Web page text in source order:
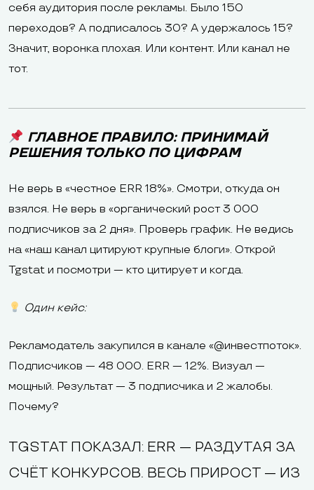
себя аудитория после рекламы. Было 150
переходов? А подписалось 30? А удержалось 15?
Значит, воронка плохая. Или контент. Или канал не
тот.
ГЛАВНОЕ ПРАВИЛО: ПРИНИМАЙ
РЕШЕНИЯ ТОЛЬКО ПО ЦИФРАМ
Не верь в «честное ERR 18%». Смотри, откуда он
взялся. Не верь в «органический рост 3 000
подписчиков за 2 дня». Проверь график. Не ведись
на «наш канал цитируют крупные блоги». Открой
Tgstat и посмотри — кто цитирует и когда.
Один кейс:
Рекламодатель закупился в канале «@инвестпоток».
Подписчиков — 48 000. ERR — 12%. Визуал —
мощный. Результат — 3 подписчика и 2 жалобы.
Почему?
TGSTAT ПОКАЗАЛ: ERR — РАЗДУТАЯ ЗА
СЧЁТ КОНКУРСОВ. ВЕСЬ ПРИРОСТ — ИЗ